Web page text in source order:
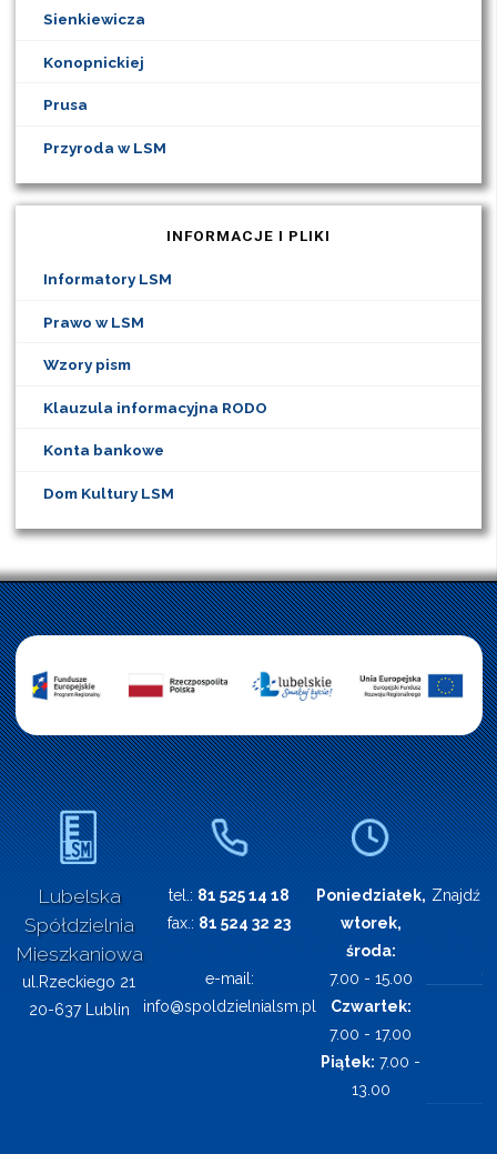
Sienkiewicza
Konopnickiej
Prusa
Przyroda w LSM
INFORMACJE I PLIKI
Informatory LSM
Prawo w LSM
Wzory pism
Klauzula informacyjna RODO
Konta bankowe
Dom Kultury LSM
Lubelska
Spółdzielnia
Mieszkaniowa
ul.Rzeckiego 21
20-637 Lublin
tel.: 81 525 14 18
fax.: 81 524 32 23
e-mail:
info@spoldzielnialsm.pl
Poniedziałek,
wtorek,
środa:
7.00 - 15.00
Czwartek:
7.00 - 17.00
Piątek: 7.00 -
13.00
Znajdź